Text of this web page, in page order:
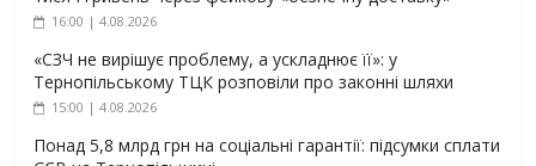
16:00 | 4.08.2026
«СЗЧ не вирішує проблему, а ускладнює її»: у
Тернопільському ТЦК розповіли про законні шляхи
15:00 | 4.08.2026
Понад 5,8 млрд грн на соціальні гарантії: підсумки сплати